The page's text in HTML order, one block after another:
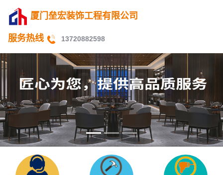
厦门垒宏装饰工程有限公司
服务热线 13720882598